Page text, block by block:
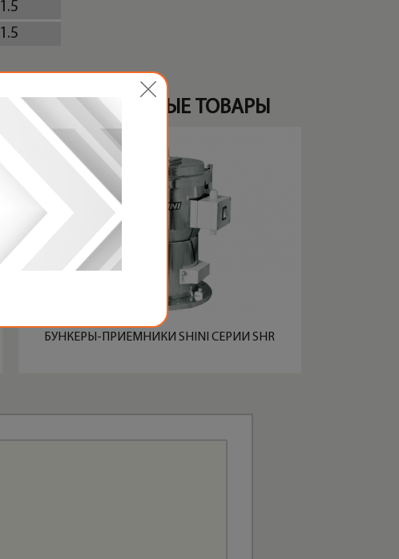
1.5
1.5
ПЕРЕКРЕСТНЫЕ ТОВАРЫ
БУНКЕРЫ-ПРИЕМНИКИ SHINI СЕРИИ SHR